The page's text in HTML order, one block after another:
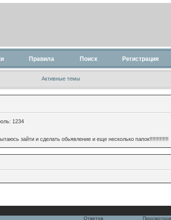
Правила Поиск Регистрация
Активные темы
1234
зайти и сделать обьявление и еще несколько папок!!!!!!!!!!!!!
Ответов Просмотров